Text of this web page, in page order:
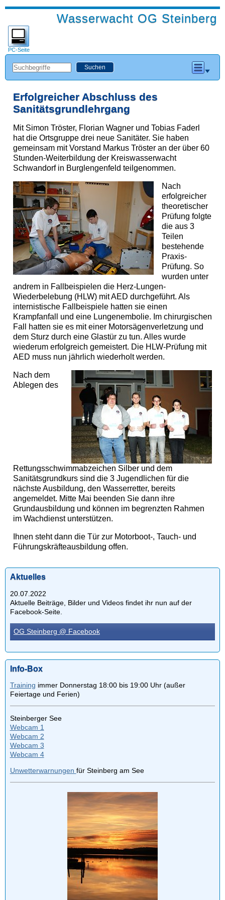
Wasserwacht OG Steinberg
PC-Seite
Erfolgreicher Abschluss des
Sanitätsgrundlehrgang
Mit Simon Tröster, Florian Wagner und Tobias Faderl
hat die Ortsgruppe drei neue Sanitäter. Sie haben
gemeinsam mit Vorstand Markus Tröster an der über 60
Stunden-Weiterbildung der Kreiswasserwacht
Schwandorf in Burglengenfeld teilgenommen.
Nach
erfolgreicher
theoretischer
Prüfung folgte
die aus 3
Teilen
bestehende
Praxis-
Prüfung. So
wurden unter
andrem in Fallbeispielen die Herz-Lungen-
Wiederbelebung (HLW) mit AED durchgeführt. Als
internistische Fallbeispiele hatten sie einen
Krampfanfall und eine Lungenembolie. Im chirurgischen
Fall hatten sie es mit einer Motorsägenverletzung und
dem Sturz durch eine Glastür zu tun. Alles wurde
wiederum erfolgreich gemeistert. Die HLW-Prüfung mit
AED muss nun jährlich wiederholt werden.
Nach dem
Ablegen des
Rettungsschwimmabzeichen Silber und dem
Sanitätsgrundkurs sind die 3 Jugendlichen für die
nächste Ausbildung, den Wasserretter, bereits
angemeldet. Mitte Mai beenden Sie dann ihre
Grundausbildung und können im begrenzten Rahmen
im Wachdienst unterstützen.
Ihnen steht dann die Tür zur Motorboot-, Tauch- und
Führungskräfteausbildung offen.
Aktuelles
20.07.2022
Aktuelle Beiträge, Bilder und Videos findet ihr nun auf der
Facebook-Seite.
OG Steinberg @ Facebook
Info-Box
Training immer Donnerstag 18:00 bis 19:00 Uhr (außer
Feiertage und Ferien)
Steinberger See
Webcam 1
Webcam 2
Webcam 3
Webcam 4
Unwetterwarnungen für Steinberg am See